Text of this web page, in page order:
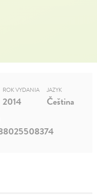
ROK VYDANIA
2014
JAZYK
Čeština